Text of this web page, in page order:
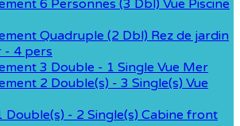
6 Personnes (3 Dbl) Vue Piscine
Quadruple (2 Dbl) Rez de jardin
- 4 pers
3 Double - 1 Single Vue Mer
2 Double(s) - 3 Single(s) Vue
Double(s) - 2 Single(s) Cabine front